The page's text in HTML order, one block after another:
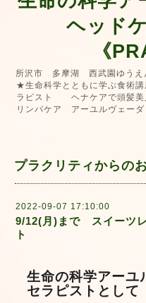
ヘッド
《
所沢市 多摩湖 西武園ゆう
★生命科学とともに学ぶ食
ラピスト ヘナケアで頭髪美
リンパケア アーユルヴェー
プラクリティからの
2022-09-07 17:10:00
9/12(月)まで スイーツ
ト
生命の科学アーユ
セラピストとして